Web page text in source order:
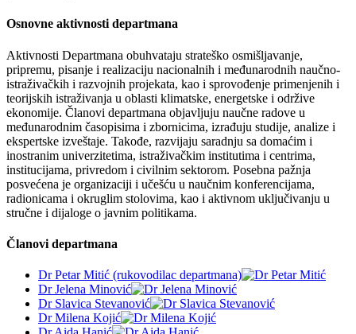
Osnovne aktivnosti departmana
Aktivnosti Departmana obuhvataju strateško osmišljavanje,
pripremu, pisanje i realizaciju nacionalnih i međunarodnih naučno-
istraživačkih i razvojnih projekata, kao i sprovođenje primenjenih i
teorijskih istraživanja u oblasti klimatske, energetske i održive
ekonomije. Članovi departmana objavljuju naučne radove u
međunarodnim časopisima i zbornicima, izrađuju studije, analize i
ekspertske izveštaje. Takođe, razvijaju saradnju sa domaćim i
inostranim univerzitetima, istraživačkim institutima i centrima,
institucijama, privredom i civilnim sektorom. Posebna pažnja
posvećena je organizaciji i učešću u naučnim konferencijama,
radionicama i okruglim stolovima, kao i aktivnom uključivanju u
stručne i dijaloge o javnim politikama.
Članovi departmana
Dr Petar Mitić (rukovodilac departmana)
Dr Jelena Minović
Dr Slavica Stevanović
Dr Milena Kojić